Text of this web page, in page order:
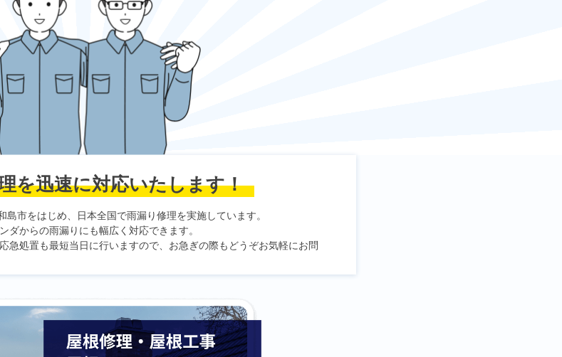
を迅速に対応いたします！
島市をはじめ、日本全国で雨漏り修理を実施しています。
からの雨漏りにも幅広く対応できます。
急処置も最短当日に行いますので、お急ぎの際もどうぞお気軽にお問